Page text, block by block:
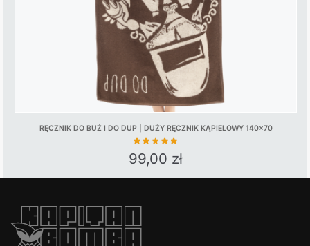
the
product
page
RĘCZNIK DO BUŹ I DO DUP | DUŻY RĘCZNIK KĄPIELOWY 140×70
99,00 zł